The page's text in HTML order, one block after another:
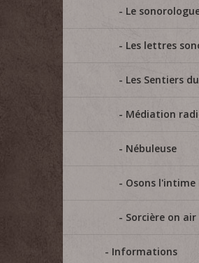
Le
Les lettres
Les Sentiers
Médiation
Nébuleuse
Osons l'intime
Sorcière on air
Informations